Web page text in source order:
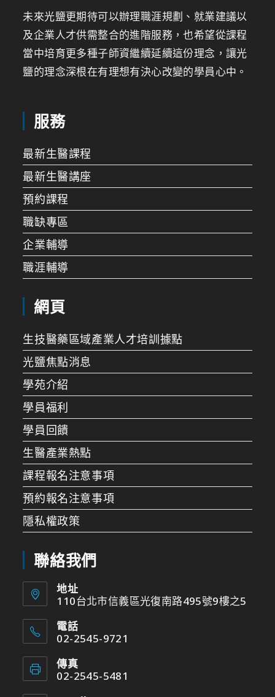
未來光鹽更期待可以辦理職涯規劃、就業建議以
及企業人才供需整合的進階服務，也希望從課程
當中培育更多種子師資繼續延續這份理念，讓光
鹽的理念深根在有理想有決心改變的學員心中。
服務
最新生醫課程
最新生醫講座
預約課程
職缺專區
企業輔導
職涯輔導
網頁
生技醫藥區域產業人才培訓據點
光鹽焦點消息
學苑介紹
學員福利
學員回饋
生醫產業熱點
課程報名注意事項
預約報名注意事項
隱私權政策
聯絡我們
地址
110台北市信義區光復南路495號9樓之5
電話
02-2545-9721
傳真
02-2545-5481